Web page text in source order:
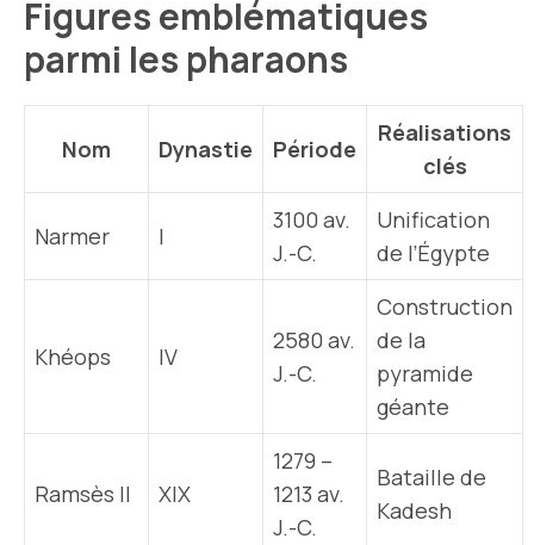
Figures emblématiques
parmi les pharaons
Nom Dynastie Période
Réalisations
clés
Narmer I
3100 av.
J.-C.
Unification
de l’Égypte
Khéops IV
2580 av.
J.-C.
Construction
de la
pyramide
géante
Ramsès II XIX
1279 –
1213 av.
J.-C.
Bataille de
Kadesh